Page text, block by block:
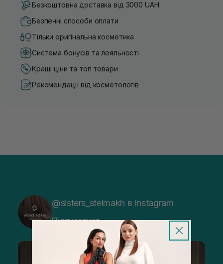
Безкоштовна доставка від 3000 UAH
Безпечні способи оплати
Тільки оригінальна косметика
Система бонусів та лояльності
Кращі ціни та топ товари
Рекомендації від косметологів
@sisters_stelmakh в Instagram
Підписатися